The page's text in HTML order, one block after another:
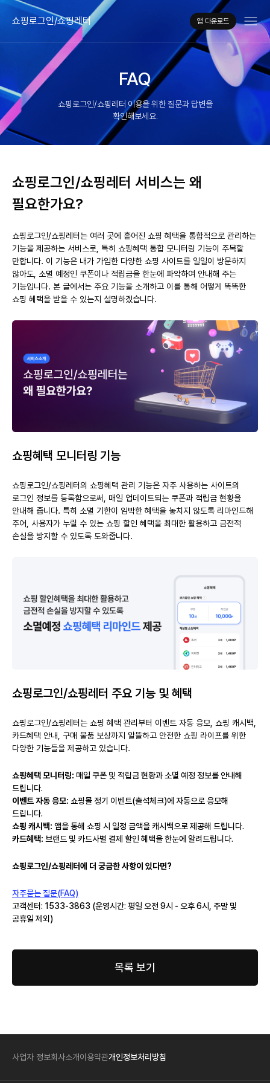
쇼핑로그인/쇼핑레터 앱 다운로드
FAQ
쇼핑로그인/쇼핑레터 이용을 위한 질문과 답변을
확인해보세요.
쇼핑로그인/쇼핑레터 서비스는 왜
필요한가요?
쇼핑로그인/쇼핑레터는 여러 곳에 흩어진 쇼핑 혜택을 통합적으로 관리하는
기능을 제공하는 서비스로, 특히 쇼핑혜택 통합 모니터링 기능이 주목할
만합니다. 이 기능은 내가 가입한 다양한 쇼핑 사이트를 일일이 방문하지
않아도, 소멸 예정인 쿠폰이나 적립금을 한눈에 파악하여 안내해 주는
기능입니다. 본 글에서는 주요 기능을 소개하고 이를 통해 어떻게 똑똑한
쇼핑 혜택을 받을 수 있는지 설명하겠습니다.
쇼핑혜택 모니터링 기능
쇼핑로그인/쇼핑레터의 쇼핑혜택 관리 기능은 자주 사용하는 사이트의
로그인 정보를 등록함으로써, 매일 업데이트되는 쿠폰과 적립금 현황을
안내해 줍니다. 특히 소멸 기한이 임박한 혜택을 놓치지 않도록 리마인드해
주어, 사용자가 누릴 수 있는 쇼핑 할인 혜택을 최대한 활용하고 금전적
손실을 방지할 수 있도록 도와줍니다.
쇼핑로그인/쇼핑레터 주요 기능 및 혜택
쇼핑로그인/쇼핑레터는 쇼핑 혜택 관리부터 이벤트 자동 응모, 쇼핑 캐시백,
카드혜택 안내, 구매 물품 보상까지 알뜰하고 안전한 쇼핑 라이프를 위한
다양한 기능들을 제공하고 있습니다.
쇼핑혜택 모니터링: 매일 쿠폰 및 적립금 현황과 소멸 예정 정보를 안내해
드립니다.
이벤트 자동 응모: 쇼핑몰 정기 이벤트(출석체크)에 자동으로 응모해
드립니다.
쇼핑 캐시백: 앱을 통해 쇼핑 시 일정 금액을 캐시백으로 제공해 드립니다.
카드혜택: 브랜드 및 카드사별 결제 할인 혜택을 한눈에 알려드립니다.
쇼핑로그인/쇼핑레터에 더 궁금한 사항이 있다면?
자주묻는 질문(FAQ)
고객센터: 1533-3863 (운영시간: 평일 오전 9시 - 오후 6시, 주말 및
공휴일 제외)
목록 보기
사업자 정보회사소개이용약관개인정보처리방침